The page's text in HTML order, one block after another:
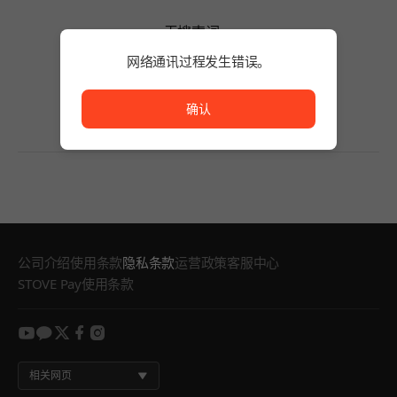
无搜索词。
请缩短搜索词的字数或变更筛选条件。
公司介绍使用条款隐私条款运营政策客服中心
STOVE Pay使用条款
youtube
kakao
twitter
facebook
instagram
相关网页
网络通讯过程发生错误。
确认